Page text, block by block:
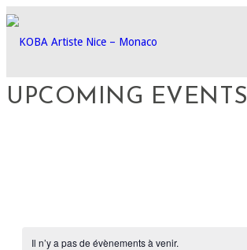
UPCOMING EVENTS
Il n’y a pas de évènements à venir.